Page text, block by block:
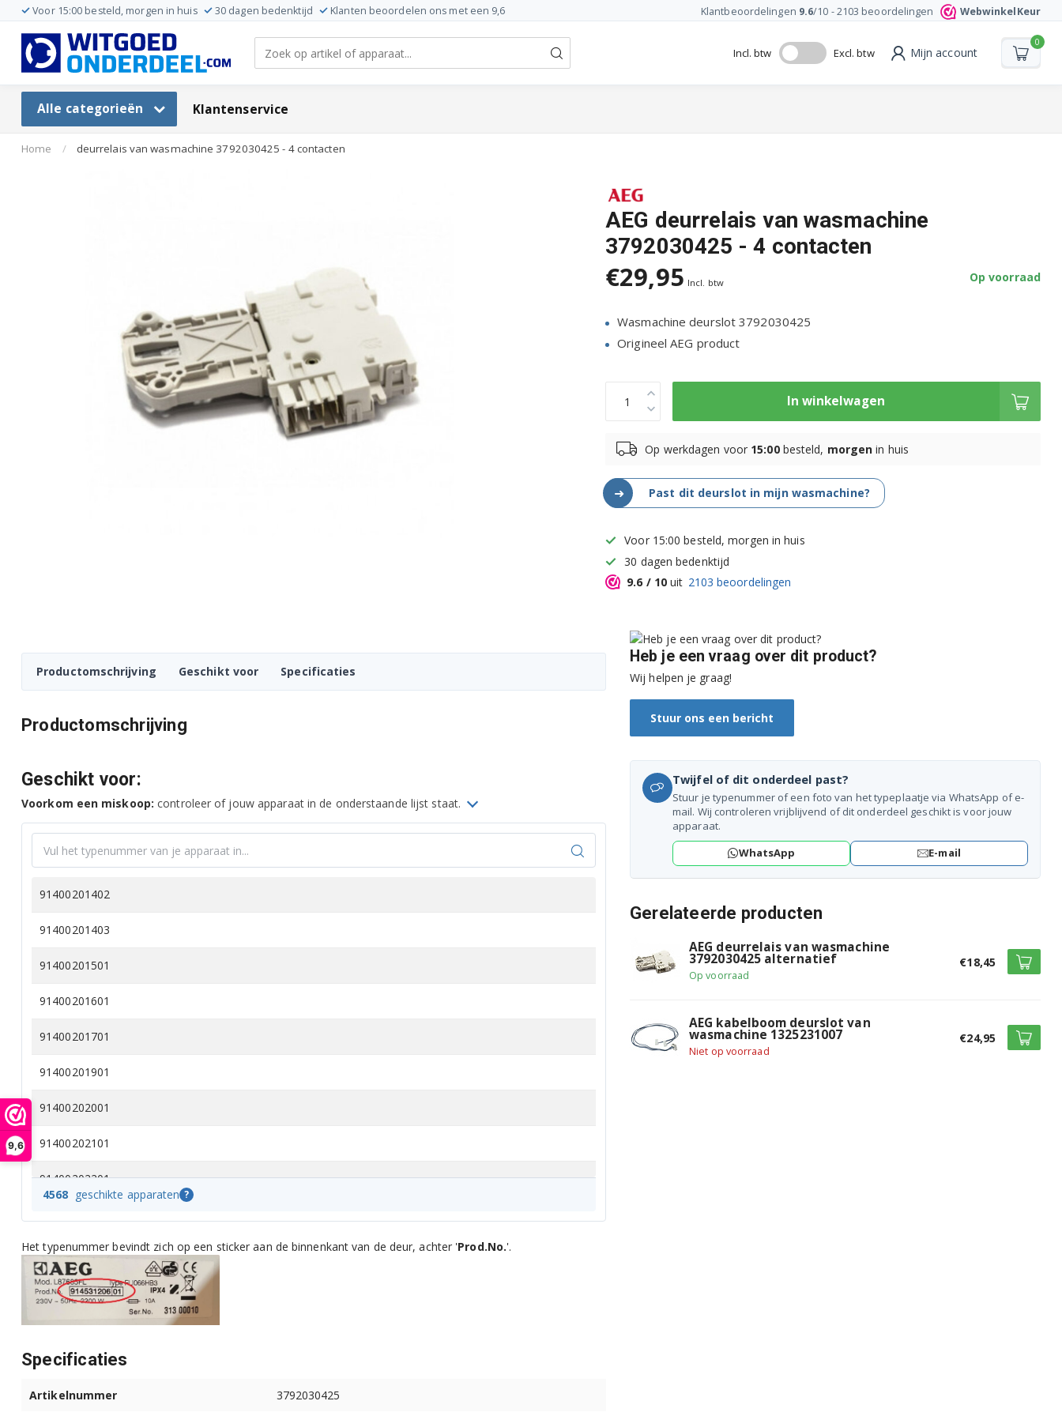
9,6
Voor 15:00 besteld, morgen in huis 30 dagen bedenktijd Klanten beoordelen ons met een 9,6 Klantbeoordelingen 9.6/10 -2103 beoordelingen WebwinkelKeur
Incl. btw Excl. btw Mijn account
0
Alle categorieën Klantenservice
Home / deurrelais van wasmachine 3792030425 - 4 contacten
AEG deurrelais van wasmachine
3792030425 - 4 contacten
€29,95 Incl. btw Op voorraad
Wasmachine deurslot 3792030425
Origineel AEG product
In winkelwagen
Op werkdagen voor 15:00besteld, morgen in huis
➜ Past dit deurslot in mijn wasmachine?
Voor 15:00 besteld, morgen in huis
30 dagen bedenktijd
9.6 / 10 uit 2103 beoordelingen
Productomschrijving Geschikt voor Specificaties
Productomschrijving
Geschikt voor:
Voorkom een miskoop: controleer of jouw apparaat in de onderstaande lijst staat.
91400201402
91400201403
91400201501
91400201601
91400201701
91400201901
91400202001
91400202101
91400202201
91400202302
91400202601
91400202801
91400202902
4568 geschikte apparaten ?
Het typenummer bevindt zich op een sticker aan de binnenkant van de deur, achter 'Prod.No.'.
Specificaties
Artikelnummer 3792030425
Heb je een vraag over dit product?
Wij helpen je graag!
Stuur ons een bericht
Twijfel of dit onderdeel past?
Stuur je typenummer of een foto van het typeplaatje via WhatsApp of e-
mail. Wij controleren vrijblijvend of dit onderdeel geschikt is voor jouw
apparaat.
WhatsApp
E-mail
Gerelateerde producten
AEG deurrelais van wasmachine
3792030425 alternatief
Op voorraad
€18,45
AEG kabelboom deurslot van
wasmachine 1325231007
Niet op voorraad
€24,95